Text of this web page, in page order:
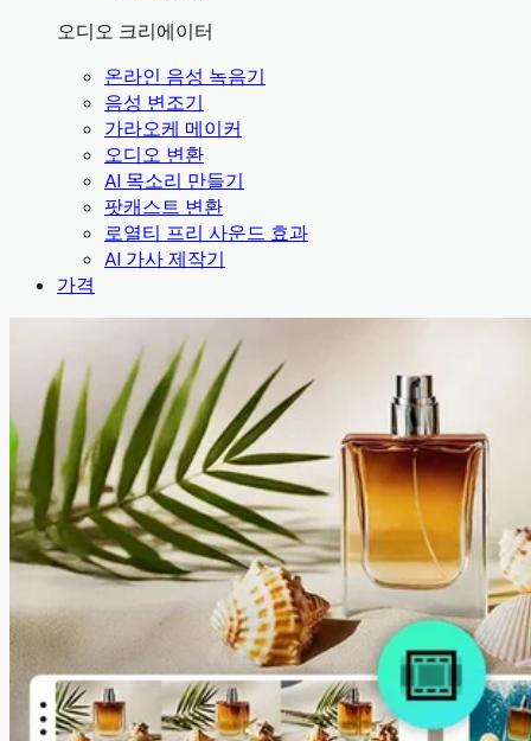
오디오 크리에이터
온라인 음성 녹음기
음성 변조기
가라오케 메이커
오디오 변환
AI 목소리 만들기
팟캐스트 변환
로열티 프리 사운드 효과
AI 가사 제작기
가격